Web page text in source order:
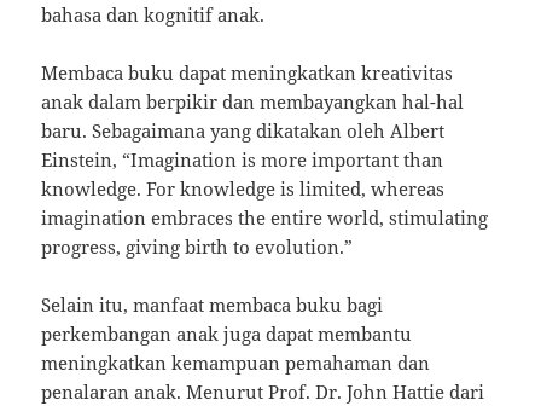
bahasa dan kognitif anak.
Membaca buku dapat meningkatkan kreativitas
anak dalam berpikir dan membayangkan hal-hal
baru. Sebagaimana yang dikatakan oleh Albert
Einstein, “Imagination is more important than
knowledge. For knowledge is limited, whereas
imagination embraces the entire world, stimulating
progress, giving birth to evolution.”
Selain itu, manfaat membaca buku bagi
perkembangan anak juga dapat membantu
meningkatkan kemampuan pemahaman dan
penalaran anak. Menurut Prof. Dr. John Hattie dari